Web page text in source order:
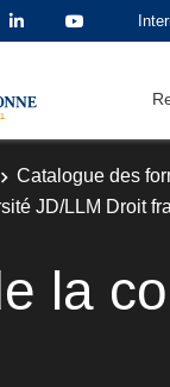
Catalogue des
JD/LLM Droit
la